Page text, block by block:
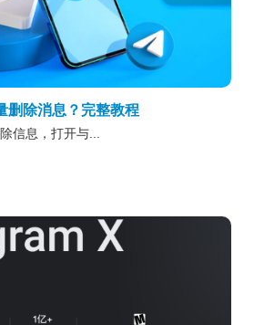
删除消息？完整教程
信息，打开与...